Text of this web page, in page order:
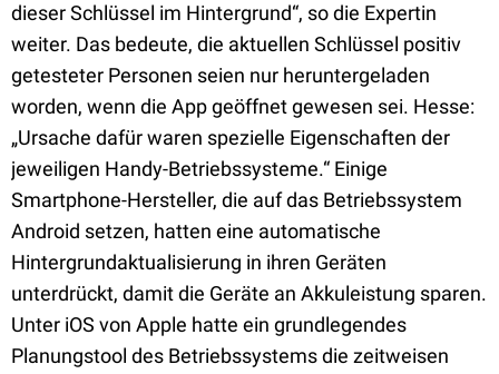
dieser Schlüssel im Hintergrund“, so die Expertin
weiter. Das bedeute, die aktuellen Schlüssel positiv
getesteter Personen seien nur heruntergeladen
worden, wenn die App geöffnet gewesen sei. Hesse:
„Ursache dafür waren spezielle Eigenschaften der
jeweiligen Handy-Betriebssysteme.“ Einige
Smartphone-Hersteller, die auf das Betriebssystem
Android setzen, hatten eine automatische
Hintergrundaktualisierung in ihren Geräten
unterdrückt, damit die Geräte an Akkuleistung sparen.
Unter iOS von Apple hatte ein grundlegendes
Planungstool des Betriebssystems die zeitweisen